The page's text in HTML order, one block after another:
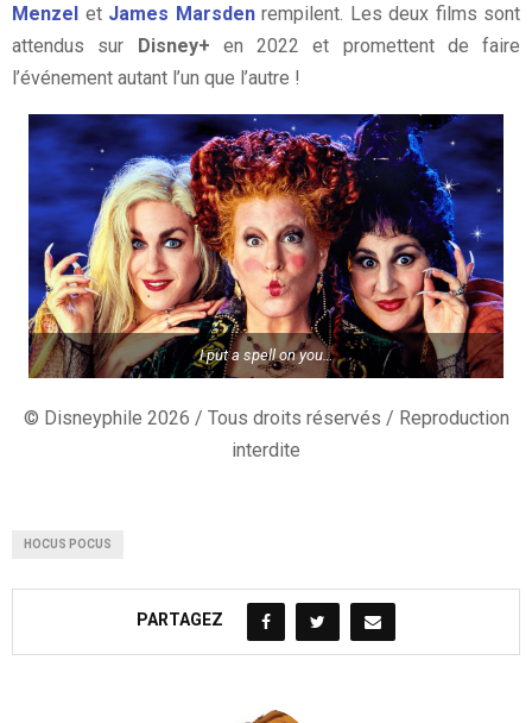
Menzel et James Marsden rempilent. Les deux films sont
attendus sur Disney+ en 2022 et promettent de faire
l’événement autant l’un que l’autre !
I put a spell on you…
© Disneyphile 2026 / Tous droits réservés / Reproduction
interdite
HOCUS POCUS
PARTAGEZ